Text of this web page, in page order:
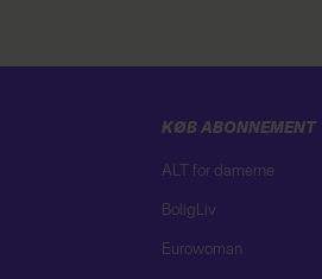
KØB ABONNEMENT
ALT for damerne
BoligLiv
Eurowoman